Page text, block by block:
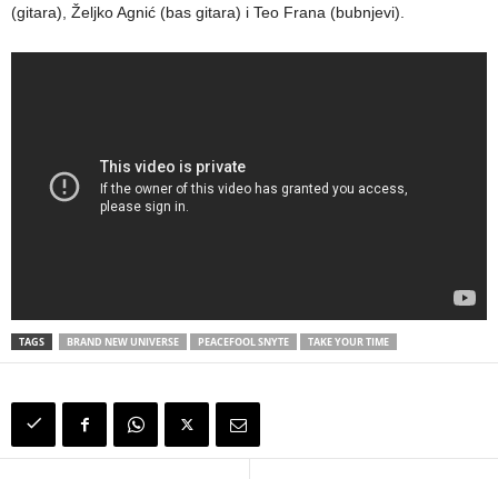
(gitara), Željko Agnić (bas gitara) i Teo Frana (bubnjevi).
TAGS BRAND NEW UNIVERSE PEACEFOOL SNYTE TAKE YOUR TIME